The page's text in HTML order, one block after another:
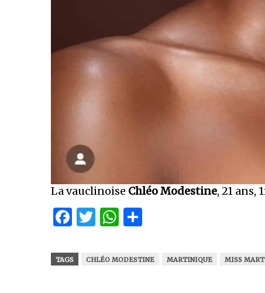
La vauclinoise Chléo Modestine, 21 ans,
Facebook
Twitter
WhatsApp
TAGS CHLÉO MODESTINE MARTINIQUE MISS